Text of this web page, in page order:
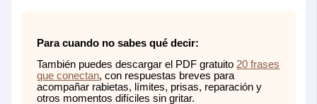
Para cuando no sabes qué decir:
También puedes descargar el PDF gratuito20 frases
que conectan, con respuestas breves para
acompañar rabietas, límites, prisas, reparación y
otros momentos difíciles sin gritar.